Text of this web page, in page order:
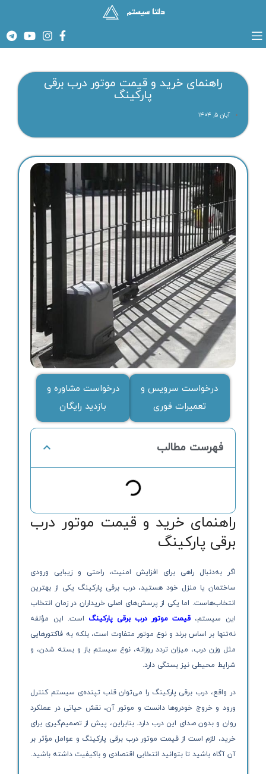
راهنمای خرید و قیمت موتور درب برقی
پارکینگ
آبان ۵, ۱۴۰۴
درخواست سرویس و
تعمیرات فوری
درخواست مشاوره و
بازدید رایگان
فهرست مطالب
راهنمای خرید و قیمت موتور درب
برقی پارکینگ
اگر به‌دنبال راهی برای افزایش امنیت، راحتی و زیبایی ورودی
ساختمان یا منزل خود هستید، درب برقی پارکینگ یکی از بهترین
انتخاب‌هاست. اما یکی از پرسش‌های اصلی خریداران در زمان انتخاب
این سیستم، قیمت موتور درب برقی پارکینگ است. این مؤلفه
نه‌تنها بر اساس برند و نوع موتور متفاوت است، بلکه به فاکتورهایی
مثل وزن درب، میزان تردد روزانه، نوع سیستم باز و بسته شدن، و
شرایط محیطی نیز بستگی دارد.
در واقع، درب برقی پارکینگ را می‌توان قلب تپنده‌ی سیستم کنترل
ورود و خروج خودروها دانست و موتور آن، نقش حیاتی در عملکرد
روان و بدون صدای این درب دارد. بنابراین، پیش از تصمیم‌گیری برای
خرید، لازم است از قیمت موتور درب برقی پارکینگ و عوامل مؤثر بر
آن آگاه باشید تا بتوانید انتخابی اقتصادی و باکیفیت داشته باشید.